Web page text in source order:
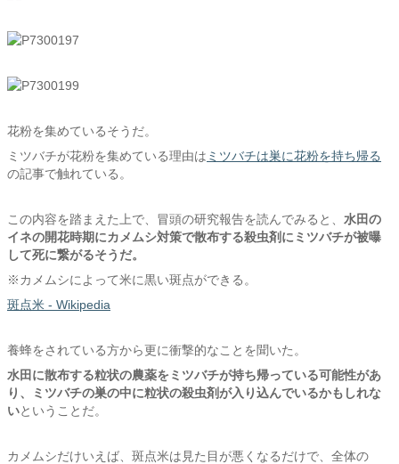
花粉を集めているそうだ。
ミツバチが花粉を集めている理由は ミツバチは巣に花粉を持ち帰る
の記事で触れている。
この内容を踏まえた上で、冒頭の研究報告を読んでみると、 水田の
イネの開花時期にカメムシ対策で散布する殺虫剤にミツバチが被曝
して死に繋がるそうだ。
※カメムシによって米に黒い斑点ができる。
斑点米 - Wikipedia
養蜂をされている方から更に衝撃的なことを聞いた。
水田に散布する粒状の農薬をミツバチが持ち帰っている可能性があ
り、ミツバチの巣の中に粒状の殺虫剤が入り込んでいるかもしれな
いということだ。
カメムシだけいえば、斑点米は見た目が悪くなるだけで、全体の